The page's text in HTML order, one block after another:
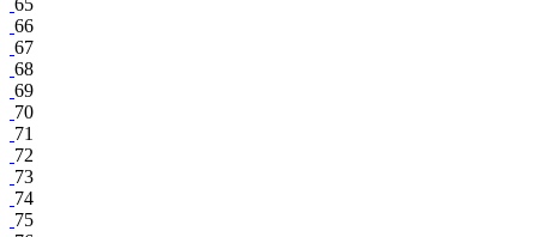
65
66
67
68
69
70
71
72
73
74
75